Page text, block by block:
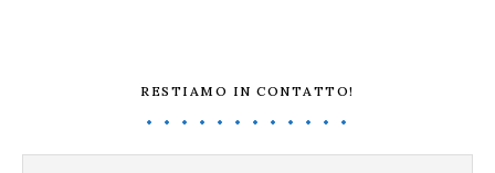
RESTIAMO IN CONTATTO!